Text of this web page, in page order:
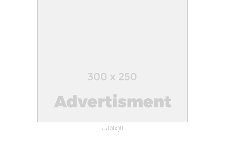
- الإعلانات -